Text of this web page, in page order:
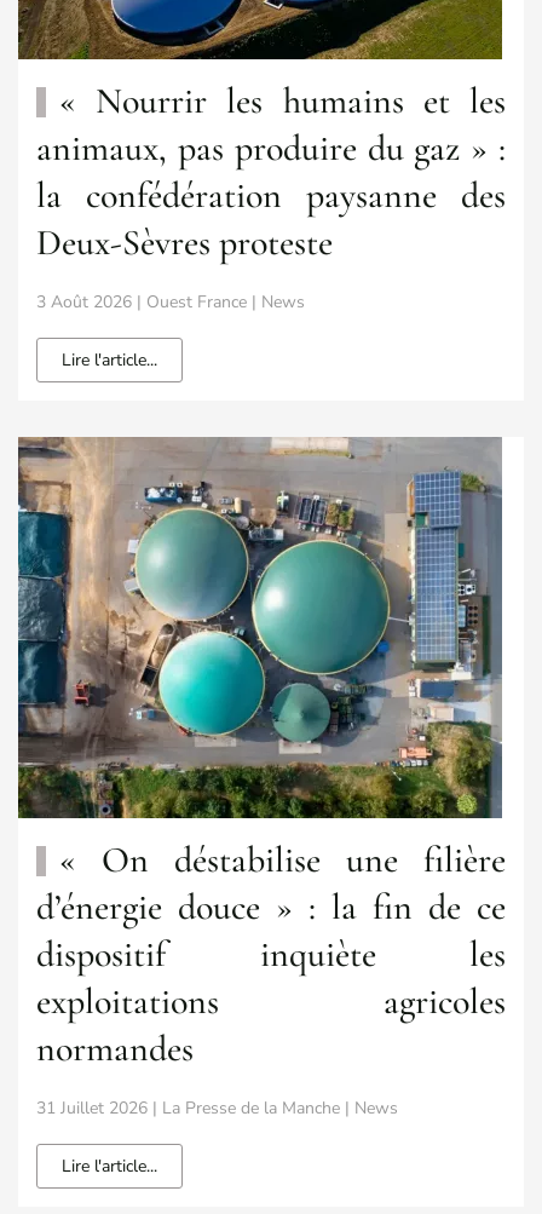
« Nourrir les humains et les
animaux, pas produire du gaz » :
la confédération paysanne des
Deux-Sèvres proteste
3 Août 2026 | Ouest France | News
Lire l'article...
« On déstabilise une filière
d’énergie douce » : la fin de ce
dispositif inquiète les
exploitations agricoles
normandes
31 Juillet 2026 | La Presse de la Manche | News
Lire l'article...